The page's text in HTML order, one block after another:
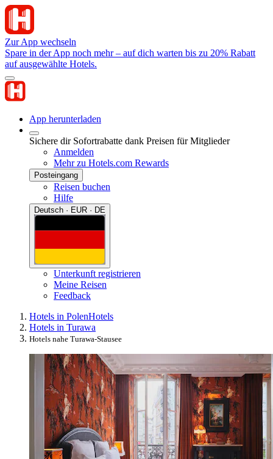
Zur App wechseln
Spare in der App noch mehr – auf dich warten bis zu 20% Rabatt
auf ausgewählte Hotels.
App herunterladen
Sichere dir Sofortrabatte dank Preisen für Mitglieder
Anmelden
Mehr zu Hotels.com Rewards
Posteingang
Reisen buchen
Hilfe
Deutsch · EUR · DE
Unterkunft registrieren
Meine Reisen
Feedback
Hotels in PolenHotels
Hotels in Turawa
Hotels nahe Turawa-Stausee